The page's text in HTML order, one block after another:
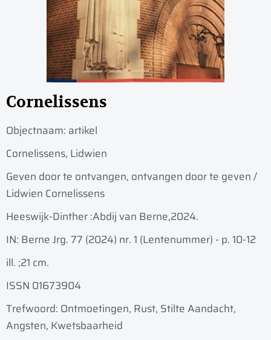
Cornelissens
Objectnaam: artikel
Cornelissens, Lidwien
Geven door te ontvangen, ontvangen door te geven /
Lidwien Cornelissens
Heeswijk-Dinther :Abdij van Berne,2024.
IN: Berne Jrg. 77 (2024) nr. 1 (Lentenummer) - p. 10-12
ill. ;21 cm.
ISSN 01673904
Trefwoord: Ontmoetingen, Rust, Stilte Aandacht,
Angsten, Kwetsbaarheid